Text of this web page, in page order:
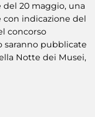
20 maggio, una
con indicazione del
concorso
saranno pubblicate
Notte dei Musei,